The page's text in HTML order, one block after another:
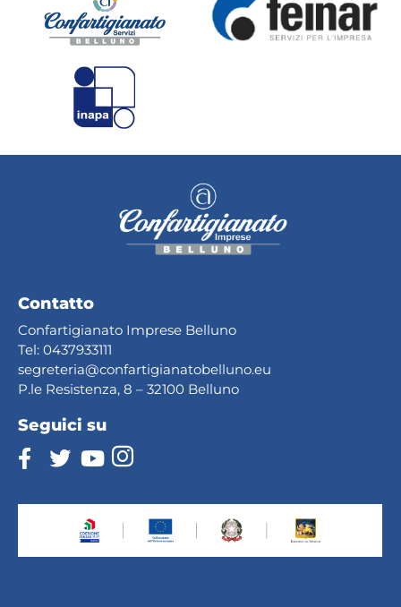
Contatto
Confartigianato Imprese Belluno
Tel: 0437933111
segreteria@confartigianatobelluno.eu
P.le Resistenza, 8 – 32100 Belluno
Seguici su